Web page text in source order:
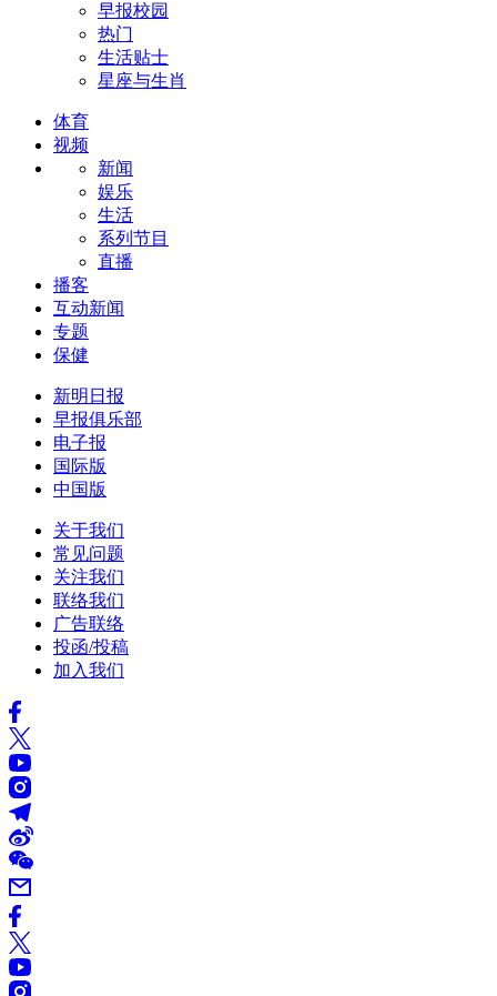
早报校园
热门
生活贴士
星座与生肖
体育
视频
新闻
娱乐
生活
系列节目
直播
播客
互动新闻
专题
保健
新明日报
早报俱乐部
电子报
国际版
中国版
关于我们
常见问题
关注我们
联络我们
广告联络
投函/投稿
加入我们